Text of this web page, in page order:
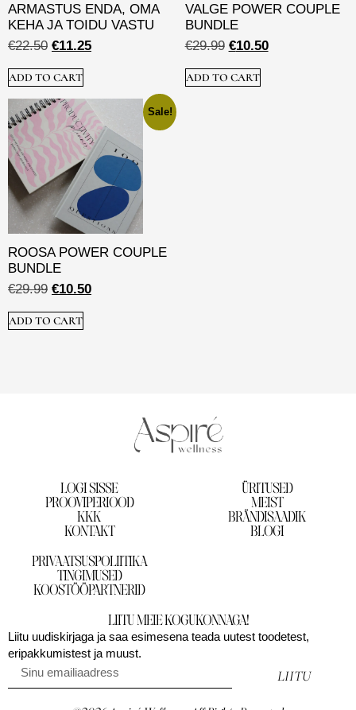
ARMASTUS ENDA, OMA
KEHA JA TOIDU VASTU
€22.50 €11.25
ADD TO CART
VALGE POWER COUPLE
BUNDLE
€29.99 €10.50
ADD TO CART
Sale!
ROOSA POWER COUPLE
BUNDLE
€29.99 €10.50
ADD TO CART
LOGI SISSE
PROOVIPERIOOD
KKK
KONTAKT
ÜRITUSED
MEIST
BRÄNDISAADIK
BLOGI
PRIVAATSUSPOLIITIKA
TINGIMUSED
KOOSTÖÖPARTNERID
LIITU MEIE KOGUKONNAGA!
Liitu uudiskirjaga ja saa esimesena teada uutest toodetest,
eripakkumistest ja muust.
LIITU